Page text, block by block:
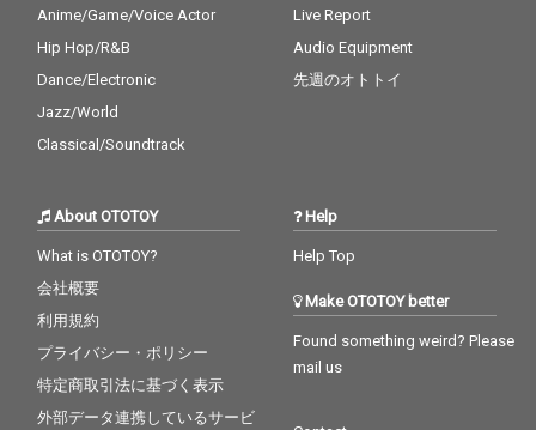
Anime/Game/Voice Actor
Hip Hop/R&B
Dance/Electronic
Jazz/World
Classical/Soundtrack
Live Report
Audio Equipment
先週のオトトイ
About OTOTOY
What is OTOTOY?
会社概要
利用規約
プライバシー・ポリシー
特定商取引法に基づく表示
外部データ連携しているサービ
Help
Help Top
Make OTOTOY better
Found something weird? Please
mail us